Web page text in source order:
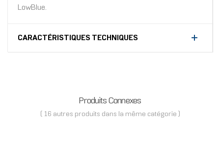
LowBlue.
CARACTÉRISTIQUES TECHNIQUES
Produits Connexes
( 16 autres produits dans la même catégorie )